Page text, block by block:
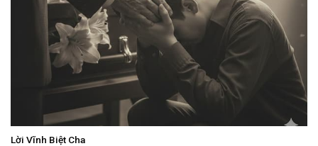
Lời Vĩnh Biệt Cha